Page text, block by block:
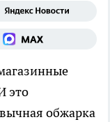
это
обжарка